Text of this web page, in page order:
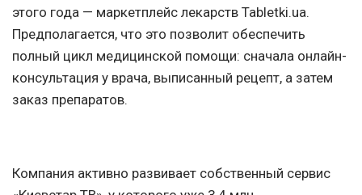
этого года — маркетплейс лекарств Tabletki.ua.
Предполагается, что это позволит обеспечить
полный цикл медицинской помощи: сначала онлайн-
консультация у врача, выписанный рецепт, а затем
заказ препаратов.
Компания активно развивает собственный сервис